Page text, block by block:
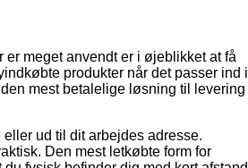
meget anvendt er i øjeblikket at få
produkter når det passer ind i
mest betalelige løsning til levering
ud til dit arbejdes adresse.
Den mest letkøbte form for